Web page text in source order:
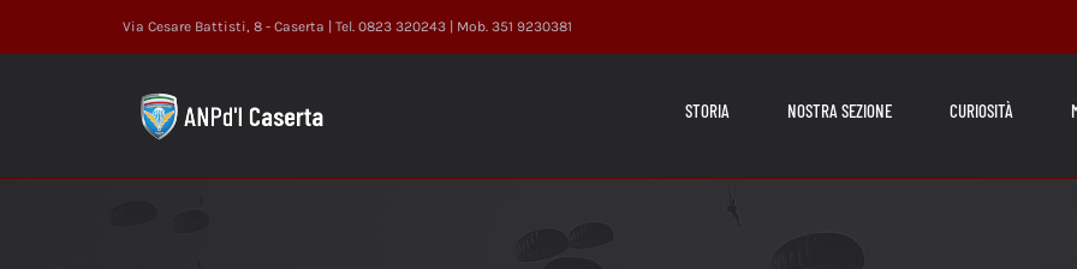
Via Cesare Battisti, 8 - Caserta | Tel. 0823 320243 | Mob. 351 9230381
STORIA NOSTRA SEZIONE CURIOSITÀ